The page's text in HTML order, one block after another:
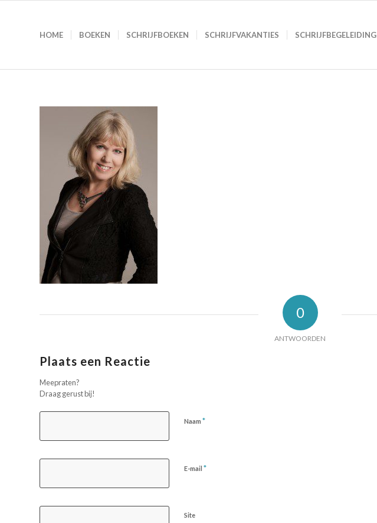
HOME BOEKEN SCHRIJFBOEKEN SCHRIJFVAKANTIES SCHRIJFBEGELEIDING
0
ANTWOORDEN
Plaats een Reactie
Meepraten?
Draag gerust bij!
Naam *
E-mail *
Site